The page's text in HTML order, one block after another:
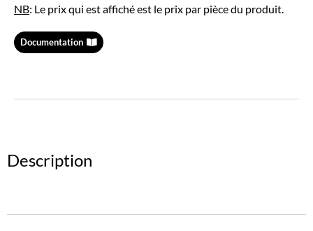
NB: Le prix qui est affiché est le prix par pièce du produit.
Documentation
Description